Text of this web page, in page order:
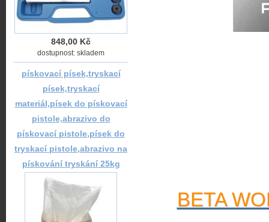
BETA
848,00 Kč
dostupnost: skladem
pískovací písek,tryskací
písek,tryskací
materiál,písek do pískovací
pistole,abrazivo do
pískovací pistole,písek do
tryskací pistole,abrazivo na
pískování tryskání 25kg